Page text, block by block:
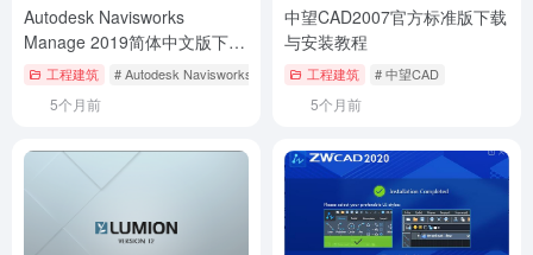
Autodesk Navisworks
Manage 2019简体中文版下载
与安装教程
工程建筑 # Autodesk Navisworks Manage
5个月前
中望CAD2007官方标准版下载
与安装教程
工程建筑 # 中望CAD
5个月前